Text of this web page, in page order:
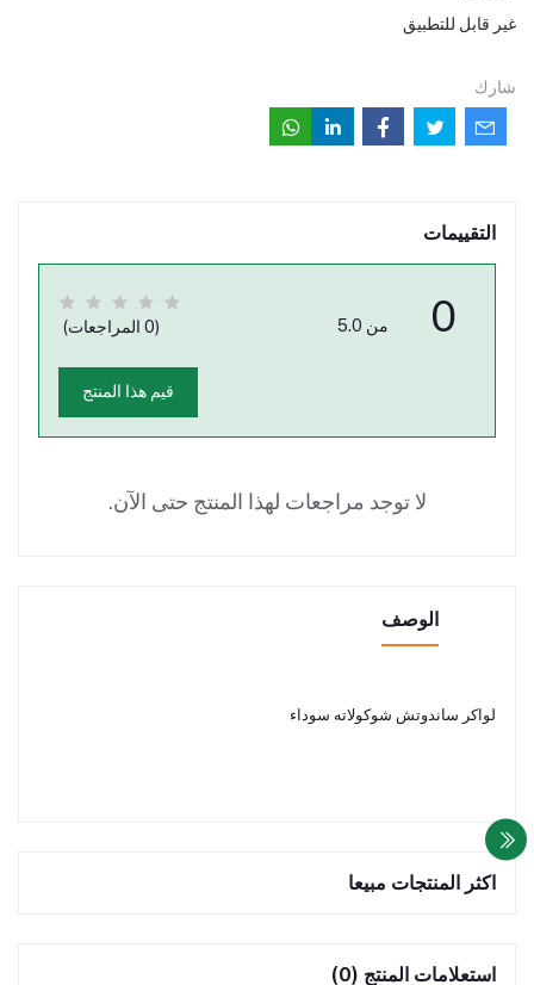
غير قابل للتطبيق
شارك
التقييمات
0 من 5.0 (0 المراجعات)
قيم هذا المنتج
لا توجد مراجعات لهذا المنتج حتى الآن.
الوصف
لواكر ساندوتش شوكولاته سوداء
اكثر المنتجات مبيعا
استعلامات المنتج (0)